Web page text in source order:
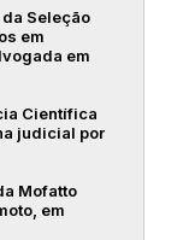
Seleção
em
em
Científica
judicial por
Mofatto
em